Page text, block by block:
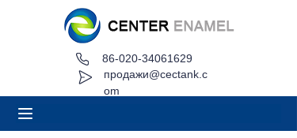
продажи@cectank.c
om
86-020-34061629
О